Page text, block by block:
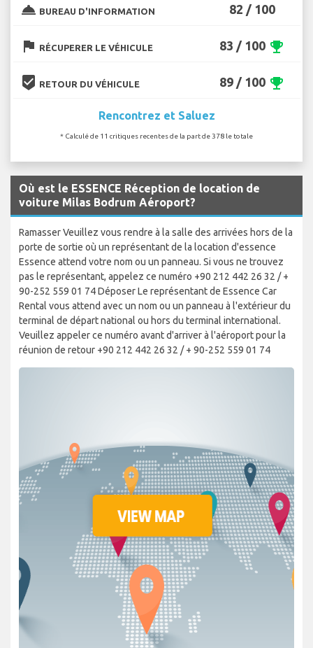
room_service BUREAU D'INFORMATION 82 / 100
flag RÉCUPERER LE VÉHICULE 83 / 100 emoji_events
beenhere RETOUR DU VÉHICULE 89 / 100 emoji_events
Rencontrez et Saluez
* Calculé de 11 critiques recentes de la part de 378 le totale
Où est le ESSENCE Réception de location de
voiture Milas Bodrum Aéroport?
Ramasser Veuillez vous rendre à la salle des arrivées hors de la
porte de sortie où un représentant de la location d'essence
Essence attend votre nom ou un panneau. Si vous ne trouvez
pas le représentant, appelez ce numéro +90 212 442 26 32 / +
90-252 559 01 74 Déposer Le représentant de Essence Car
Rental vous attend avec un nom ou un panneau à l'extérieur du
terminal de départ national ou hors du terminal international.
Veuillez appeler ce numéro avant d'arriver à l'aéroport pour la
réunion de retour +90 212 442 26 32 / + 90-252 559 01 74